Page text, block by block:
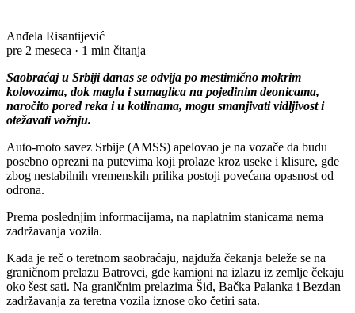
Anđela Risantijević
pre 2 meseca · 1 min čitanja
Saobraćaj u Srbiji danas se odvija po mestimično mokrim
kolovozima, dok magla i sumaglica na pojedinim deonicama,
naročito pored reka i u kotlinama, mogu smanjivati vidljivost i
otežavati vožnju.
Auto-moto savez Srbije (AMSS) apelovao je na vozače da budu
posebno oprezni na putevima koji prolaze kroz useke i klisure, gde
zbog nestabilnih vremenskih prilika postoji povećana opasnost od
odrona.
Prema poslednjim informacijama, na naplatnim stanicama nema
zadržavanja vozila.
Kada je reč o teretnom saobraćaju, najduža čekanja beleže se na
graničnom prelazu Batrovci, gde kamioni na izlazu iz zemlje čekaju
oko šest sati. Na graničnim prelazima Šid, Bačka Palanka i Bezdan
zadržavanja za teretna vozila iznose oko četiri sata.